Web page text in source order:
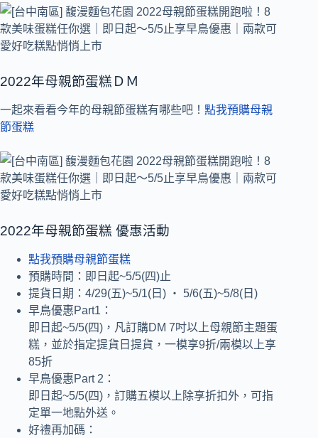
2022年母親節蛋糕ＤＭ
一起來看看今年的母親節蛋糕有哪些吧！ 點我預購母親
節蛋糕
2022年母親節蛋糕 優惠活動
點我預購母親節蛋糕
預購時間：即日起~5/5(四)止
提貨日期：4/29(五)~5/1(日) ‧ 5/6(五)~5/8(日)
早鳥優惠Part1：
即日起~5/5(四)，凡訂購DM 7吋以上母親節主題蛋
糕，並於指定提貨日提貨，一模享9折/兩模以上享
85折
早鳥優惠Part 2：
即日起~5/5(四)，訂購五模以上除享折扣外，可指
定單一地點外送。
好禮再加碼：